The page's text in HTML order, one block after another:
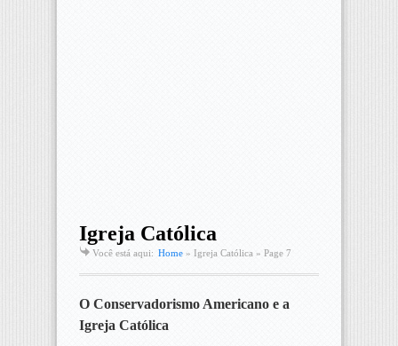
Igreja Católica
Você está aqui: Home » Igreja Católica » Page 7
O Conservadorismo Americano e a
Igreja Católica